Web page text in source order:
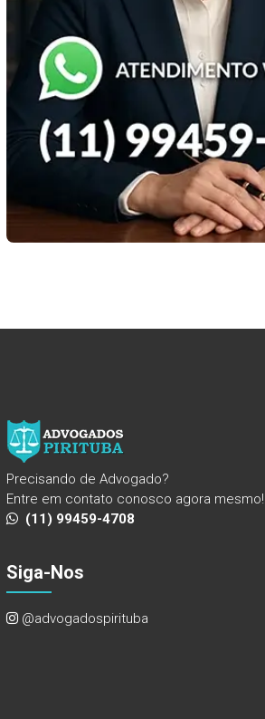
Precisando de Advogado?
Entre em contato conosco agora mesmo!
(11) 99459-4708
Siga-Nos
@advogadospirituba